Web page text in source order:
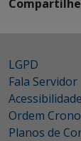
LGPD
Fala Servidor
Acessibilidade
Ordem
Planos de